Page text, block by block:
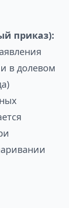
приказ):
в долевом